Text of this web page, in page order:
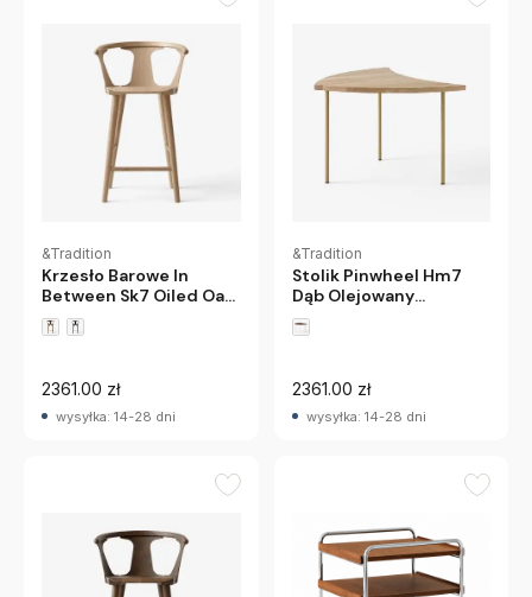
&Tradition
Krzesło Barowe In
Between Sk7 Oiled Oak
Andtradition
2361.00 zł
wysyłka: 14-28 dni
&Tradition
Stolik Pinwheel Hm7
Dąb Olejowany
Andtradition
2361.00 zł
wysyłka: 14-28 dni